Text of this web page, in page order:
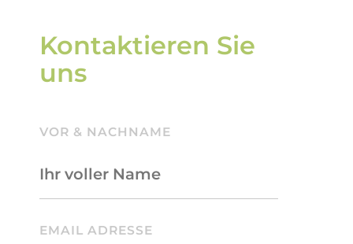
Kontaktieren Sie
uns
VOR & NACHNAME
BITTE LASSE DIESES FELD LEER.
EMAIL ADRESSE